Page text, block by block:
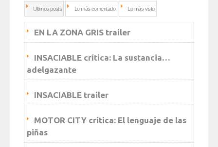
Ultimos posts Lo más comentado Lo más visto
EN LA ZONA GRIS trailer
INSACIABLE crítica: La sustancia…
adelgazante
INSACIABLE trailer
MOTOR CITY crítica: El lenguaje de las
piñas